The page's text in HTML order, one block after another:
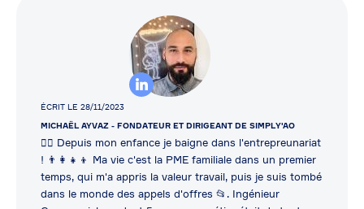
ÉCRIT LE 28/11/2023
MICHAËL AYVAZ - FONDATEUR ET DIRIGEANT DE SIMPLY'AO
👷‍♂️ Depuis mon enfance je baigne dans l'entrepreunariat
! 👨‍👩‍👧‍👦 Ma vie c'est la PME familiale dans un premier
temps, qui m'a appris la valeur travail, puis je suis tombé
dans le monde des appels d'offres 📂. Ingénieur